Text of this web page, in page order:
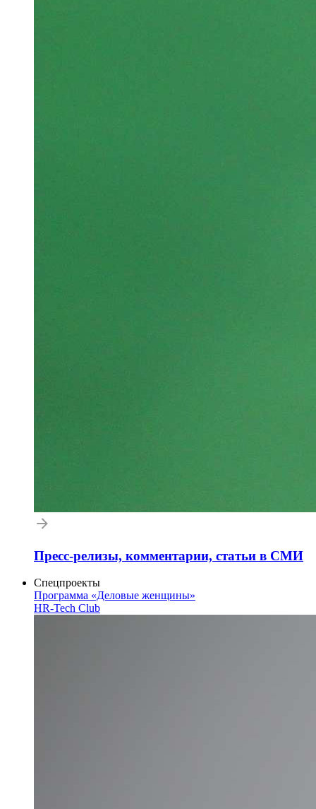
Пресс-релизы, комментарии, статьи в СМИ
Спецпроекты
Программа «Деловые женщины»
HR-Tech Club